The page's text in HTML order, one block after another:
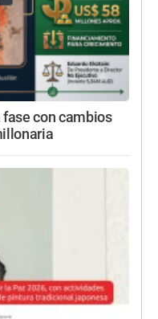
fase con cambios